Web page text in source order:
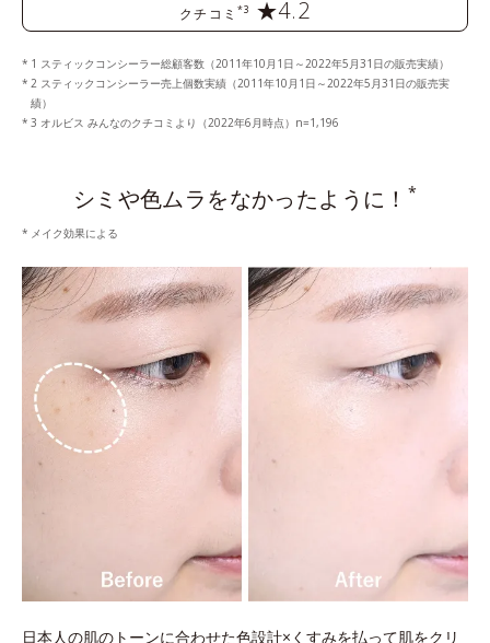
クチコミ*3 ★4.2
1 スティックコンシーラー総顧客数（2011年10月1日～2022年5月31日の販売実績）
2 スティックコンシーラー売上個数実績（2011年10月1日～2022年5月31日の販売実
績）
3 オルビス みんなのクチコミより（2022年6月時点）n=1,196
シミや色ムラをなかったように！ *
メイク効果による
日本人の肌のトーンに合わせた色設計×くすみを払って肌をクリ